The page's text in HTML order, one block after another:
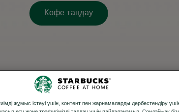
Кофе таңдау
жұмыс істеуі үшін, контент пен жарнамаларды дербестендіру